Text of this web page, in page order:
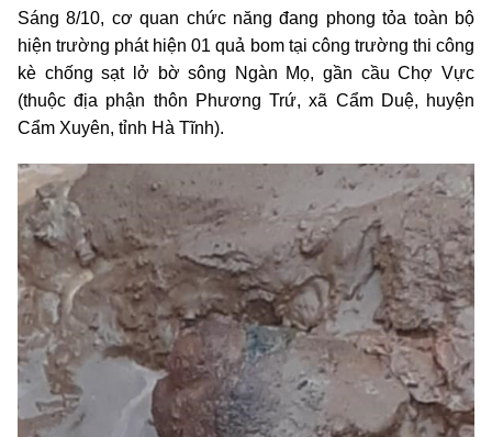
Sáng 8/10, cơ quan chức năng đang phong tỏa toàn bộ
hiện trường phát hiện 01 quả bom tại công trường thi công
kè chống sạt lở bờ sông Ngàn Mọ, gần cầu Chợ Vực
(thuộc địa phận thôn Phương Trứ, xã Cẩm Duệ, huyện
Cẩm Xuyên, tỉnh Hà Tĩnh).